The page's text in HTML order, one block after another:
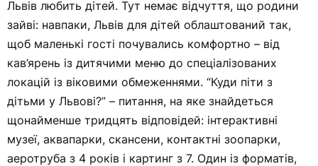
Львів любить дітей. Тут немає відчуття, що родини
зайві: навпаки, Львів для дітей облаштований так,
щоб маленькі гості почувались комфортно – від
кав’ярень із дитячими меню до спеціалізованих
локацій із віковими обмеженнями. “Куди піти з
дітьми у Львові?” – питання, на яке знайдеться
щонайменше тридцять відповідей: інтерактивні
музеї, аквапарки, скансени, контактні зоопарки,
аеротруба з 4 років і картинг з 7. Один із форматів,